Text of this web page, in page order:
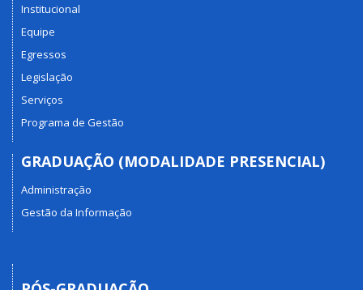
Institucional
Equipe
Egressos
Legislação
Serviços
Programa de Gestão
GRADUAÇÃO (MODALIDADE PRESENCIAL)
Administração
Gestão da Informação